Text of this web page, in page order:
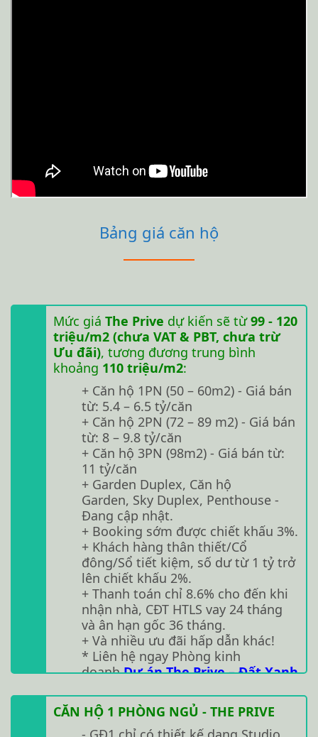
Bảng giá căn hộ
Mức giá The Prive dự kiến sẽ từ99 - 120
triệu/m2 (chưa VAT & PBT, chưa trừ
Ưu đãi), tương đương trung bình
khoảng 110 triệu/m2:
+ Căn hộ 1PN (50 – 60m2) - Giá bán
từ: 5.4 – 6.5 tỷ/căn
+ Căn hộ 2PN (72 – 89 m2) - Giá bán
từ: 8 – 9.8 tỷ/căn
+ Căn hộ 3PN (98m2) - Giá bán từ:
11 tỷ/căn
+ Garden Duplex, Căn hộ
Garden, Sky Duplex, Penthouse -
Đang cập nhật.
+ Booking sớm được chiết khấu 3%.
+ Khách hàng thân thiết/Cổ
đông/Sổ tiết kiệm, số dư từ 1 tỷ trở
lên chiết khấu 2%.
+ Thanh toán chỉ 8.6% cho đến khi
nhận nhà, CĐT HTLS vay 24 tháng
và ân hạn gốc 36 tháng.
+ Và nhiều ưu đãi hấp dẫn khác!
* Liên hệ ngay Phòng kinh
doanh Dự án The Prive – Đất Xanh
về dự án:0901840059
TẢI BẢNG GIÁ
CĂN HỘ 1 PHÒNG NGỦ - THE PRIVE